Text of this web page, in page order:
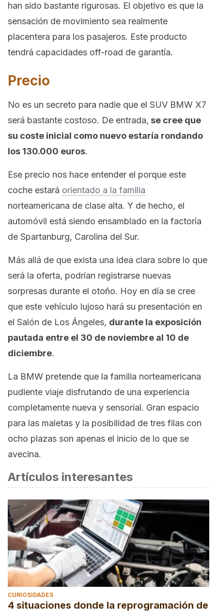
han sido bastante rigurosas. El objetivo es que la
sensación de movimiento sea realmente
placentera para los pasajeros. Este producto
tendrá capacidades off-road de garantía.
Precio
No es un secreto para nadie que el SUV BMW X7
será bastante costoso. De entrada, se cree que
su coste inicial como nuevo estaría rondando
los 130.000 euros.
Ese precio nos hace entender el porque este
coche estará orientado a la familia
norteamericana de clase alta. Y de hecho, el
automóvil está siendo ensamblado en la factoría
de Spartanburg, Carolina del Sur.
Más allá de que exista una idea clara sobre lo que
será la oferta, podrían registrarse nuevas
sorpresas durante el otoño. Hoy en día se cree
que este vehículo lujoso hará su presentación en
el Salón de Los Ángeles, durante la exposición
pautada entre el 30 de noviembre al 10 de
diciembre.
La BMW pretende que la familia norteamericana
pudiente viaje disfrutando de una experiencia
completamente nueva y sensorial. Gran espacio
para las maletas y la posibilidad de tres filas con
ocho plazas son apenas el inicio de lo que se
avecina.
Artículos interesantes
CURIOSIDADES
4 situaciones donde la reprogramación de